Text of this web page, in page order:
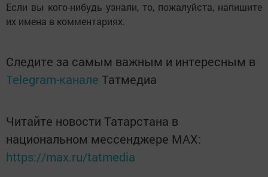
Если вы кого-нибудь узнали, то, пожалуйста, напишите
их имена в комментариях.
Следите за самым важным и интересным в
Telegram-канале Татмедиа
Читайте новости Татарстана в
национальном мессенджере MАХ:
https://max.ru/tatmedia